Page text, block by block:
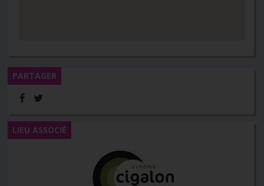
PARTAGER
LIEU ASSOCIÉ